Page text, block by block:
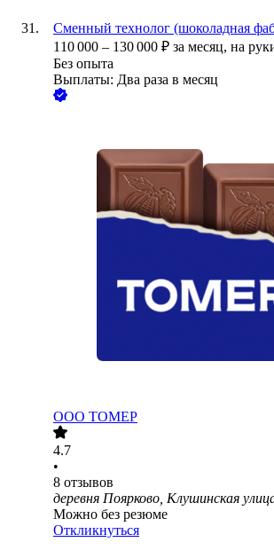
Сменный технолог (шоколадная
110 000 – 130 000 ₽ за месяц, на
Без опыта
Выплаты: Два раза в месяц
ООО ТОМЕР
4.7
•
8 отзывов
деревня Поярково, Клушинская
Можно без резюме
Откликнуться